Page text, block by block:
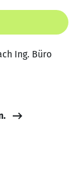
Ing. Büro